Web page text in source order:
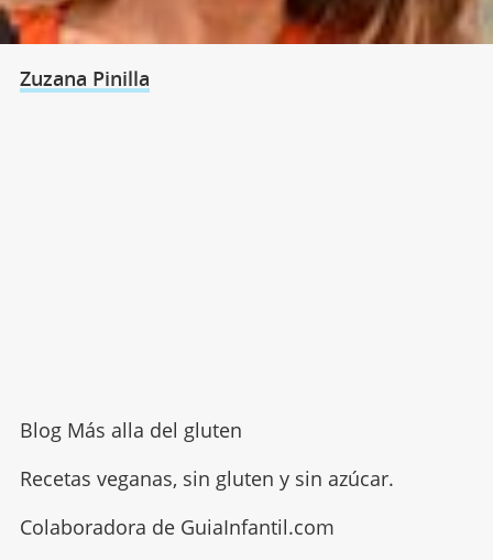
Zuzana Pinilla
Blog Más alla del gluten
Recetas veganas, sin gluten y sin azúcar.
Colaboradora de GuiaInfantil.com